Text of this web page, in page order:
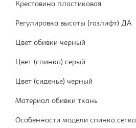
Крестовина пластиковая
Регулировка высоты (газлифт) ДА
Цвет обивки черный
Цвет (спинка) серый
Цвет (сиденье) черный
Материал обивки ткань
Особенности модели спинка сетка